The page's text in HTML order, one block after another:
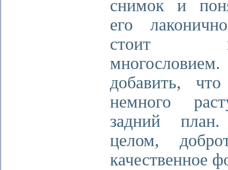
снимок и
его
стоит
добавить,
немного
задний
целом,
качественное